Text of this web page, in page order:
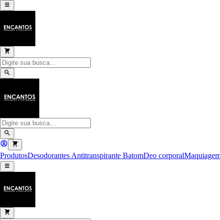
ProdutosDesodorantes Antitranspirante BatomDeo corporal